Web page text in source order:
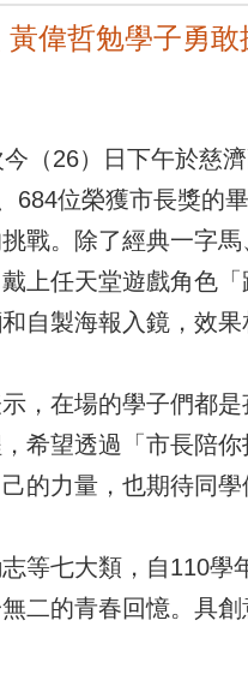
偉哲勉學子勇敢
（26）日下午於慈
684位榮獲市長獎的
戰。除了經典一字馬
上任天堂遊戲角色「
自製海報入鏡，效果
，在場的學子們都是
希望透過「市長陪你
的力量，也期待同學
等七大類，自110學
二的青春回憶。具創